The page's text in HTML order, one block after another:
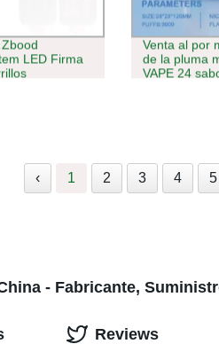
LED Firma
Venta al por
de la pluma
VAPE 24
‹ 1 2 3 4 5
- Fabricante,
Reviews